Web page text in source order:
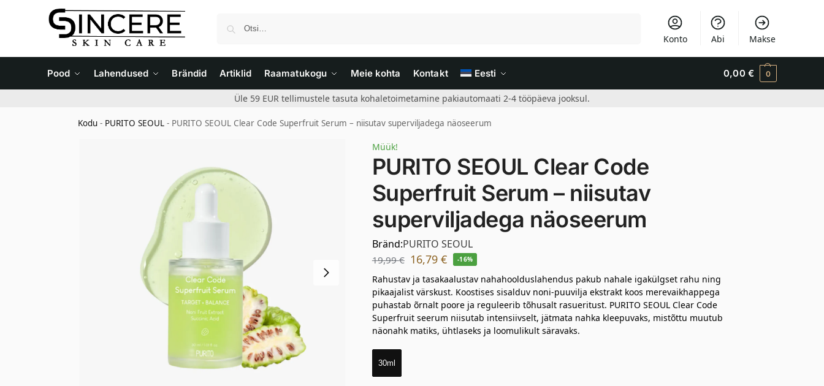
Konto Abi Makse
Pood Lahendused Brändid Artiklid Raamatukogu Meie kohta Kontakt Eesti 0,00 € 0
Üle 59 EUR tellimustele tasuta kohaletoimetamine pakiautomaati 2-4 tööpäeva jooksul.
Kodu - PURITO SEOUL - PURITO SEOUL Clear Code Superfruit Serum – niisutav superviljadega näoseerum
Müük!
PURITO SEOUL Clear Code
Superfruit Serum – niisutav
superviljadega näoseerum
Bränd:PURITO SEOUL
19,99€ 16,79 € -16%
Rahustav ja tasakaalustav nahahoolduslahendus pakub nahale igakülgset rahu ning
pikaajalist värskust. Koostises sisalduv noni-puuvilja ekstrakt koos merevaikhappega
puhastab õrnalt poore ja reguleerib tõhusalt rasueritust. PURITO SEOUL Clear Code
Superfruit seerum niisutab intensiivselt, jätmata nahka kleepuvaks, mistõttu muutub
näonahk matiks, ühtlaseks ja loomulikult säravaks.
30ml